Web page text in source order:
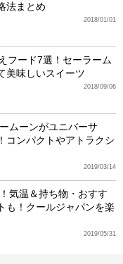
法まとめ
2018/01/01
フード7選！セーラーム
美味しいスイーツ
2018/09/06
ムーンがユニバーサ
コンパクトやアトラクシ
2019/03/14
気温＆持ち物・おすす
も！クールジャパンを楽
2019/05/31